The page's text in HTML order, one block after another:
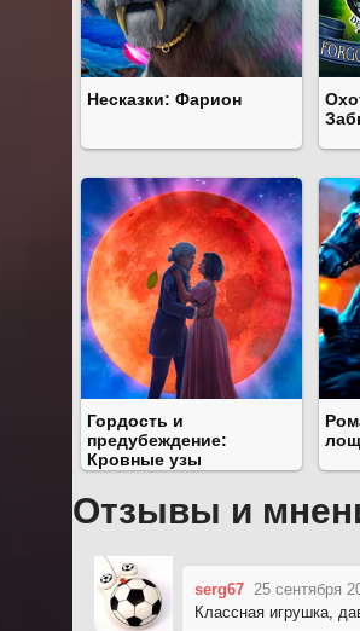
Несказки: Фарион
Гордость и
предубеждение:
Кровные узы
Отзывы и
serg67 25 сентября
Классная игрушка,